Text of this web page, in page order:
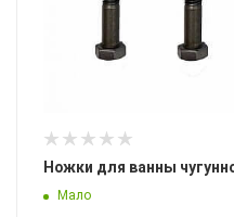
Ножки для ванны
Мало